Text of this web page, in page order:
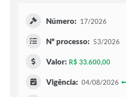
Agenda
Diário Oficial
Contato
Número: 17/2026
Nº processo: 53/2026
Valor: R$ 33.600,00
Vigência: 04/08/2026